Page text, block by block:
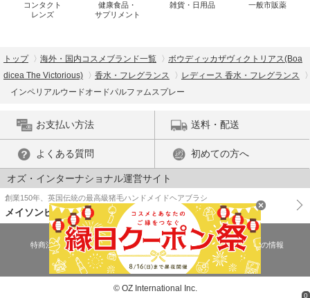
0
コンタクト
レンズ
健康食品・
サプリメント
雑貨・日用品 一般市販薬
トップ 海外・国内コスメブランド一覧
ボウディッカザヴィクトリアス(Boa
dicea The Victorious)
香水・フレグランス
レディース 香水・フレグランス
インペリアルウードオードパルファムスプレー
お支払い方法 送料・配送
よくある質問 初めての方へ
オズ・インターナショナル運営サイト
創業150年、英国伝統の最高級猪毛ハンドメイドヘアブラシ
メイソンピアソン
特商法に基づく表示 プライバシーポリシー
医薬品販売許可証の情報
ご利用規約
PC版で表示
© OZ International Inc.